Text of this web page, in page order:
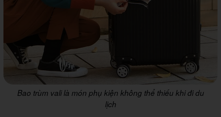
Bao trùm vali là món phụ kiện không thể thiếu khi đi du
lịch